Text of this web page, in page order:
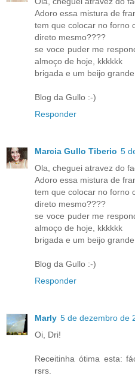
Adoro essa mistura de
tem que colocar no forno
direto mesmo????
se voce puder me
almoço de hoje, kkkkkk
brigada e um beijo grande
Blog da Gullo :-)
Responder
Marcia Gullo Tiberio 5
Ola, cheguei atravez do
Adoro essa mistura de
tem que colocar no forno
direto mesmo????
se voce puder me
almoço de hoje, kkkkkk
brigada e um beijo grande
Blog da Gullo :-)
Responder
Marly 5 de dezembro de
Oi, Dri!
Receitinha ótima esta:
rsrs.